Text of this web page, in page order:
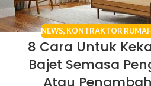
NEWS, KONTRAKTOR
8 Cara Untuk
Bajet Semasa